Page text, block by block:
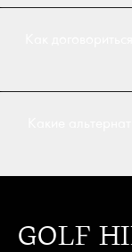
GOLF